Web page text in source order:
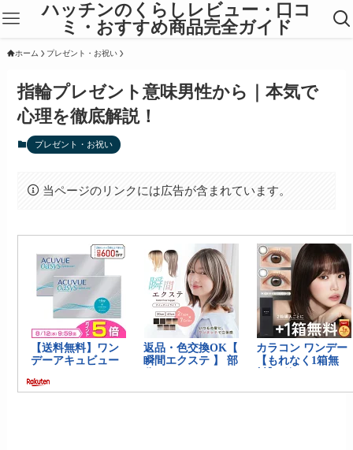
ハッチンのくらしレビュー・口コ
ミ・おすすめ商品完全ガイド
ホーム プレゼント・お祝い
指輪プレゼント意味男性から｜本気で
心理を徹底解説！
プレゼント・お祝い
当ページのリンクには広告が含まれています。